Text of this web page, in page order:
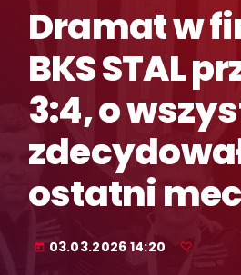
Dramat w
BKS STAL
3:4, o
ostatni
today 03.03.2026 14:20